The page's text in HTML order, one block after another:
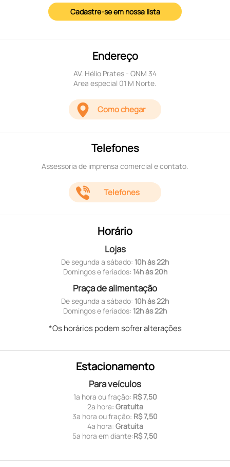
Cadastre-se em nossa lista
Endereço
AV. Hélio Prates - QNM 34
Area especial 01 M Norte.
Como chegar
Telefones
Assessoria de imprensa comercial e contato.
Telefones
Horário
Lojas
De segunda a sábado: 10h às 22h
Domingos e feriados: 14h às 20h
Praça de alimentação
De segunda a sábado: 10h às 22h
Domingos e feriados: 12h às 22h
*Os horários podem sofrer alterações
Estacionamento
Para veículos
1ª hora ou fração: R$ 7,50
2ª hora: Gratuita
3ª hora ou fração: R$ 7,50
4ª hora: Gratuita
5ª hora em diante:R$ 7,50